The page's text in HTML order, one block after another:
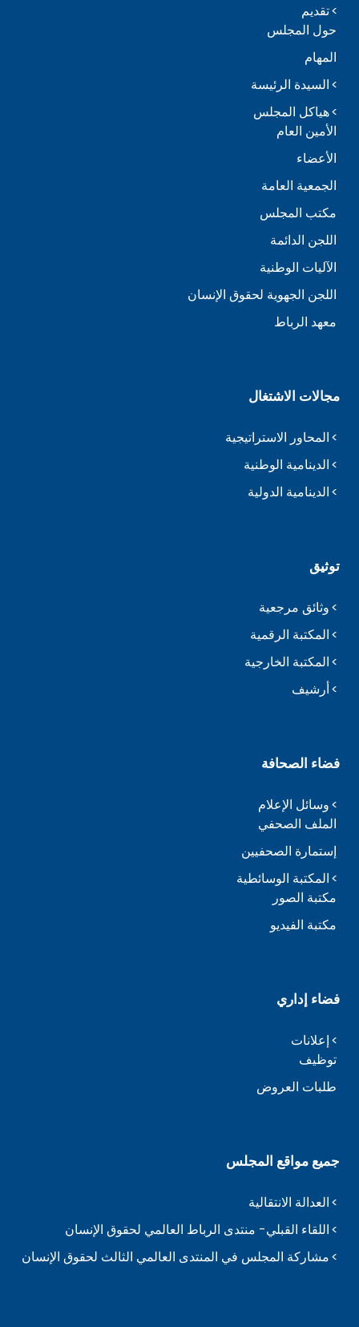
تقديم
حول المجلس
المهام
السيدة الرئيسة
هياكل المجلس
الأمين العام
الأعضاء
الجمعية العامة
مكتب المجلس
اللجن الدائمة
الآليات الوطنية
اللجن الجهوية لحقوق الإنسان
معهد الرباط
مجالات الاشتغال
المحاور الاستراتيجية
الدينامية الوطنية
الدينامية الدولية
توثيق
وثائق مرجعية
المكتبة الرقمية
المكتبة الخارجية
أرشيف
فضاء الصحافة
وسائل الإعلام
الملف الصحفي
إستمارة الصحفيين
المكتبة الوسائطية
مكتبة الصور
مكتبة الفيديو
فضاء إداري
إعلانات
توظيف
طلبات العروض
جميع مواقع المجلس
العدالة الانتقالية
اللقاء القبلي- منتدى الرباط العالمي لحقوق الإنسان
مشاركة المجلس في المنتدى العالمي الثالث لحقوق الإنسان